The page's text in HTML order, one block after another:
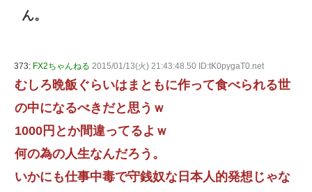
ん。
373: FX2ちゃんねる 2015/01/13(火) 21:43:48.50 ID:tK0pygaT0.net
むしろ晩飯ぐらいはまともに作って食べられる世
の中になるべきだと思うｗ
1000円とか間違ってるよｗ
何の為の人生なんだろう。
いかにも仕事中毒で守銭奴な日本人的発想じゃな